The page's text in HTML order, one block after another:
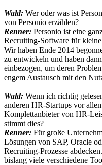
Wald: Wer oder was ist
von Personio erzählen?
Renner: Personio ist eine
Recruiting-Software für
Wir haben Ende 2014
zu entwickeln und haben
einbezogen, um deren
engem Austausch mit den
Wald: Wenn ich richtig
anderen HR-Startups vor
Komplettanbieter von HR-
stimmt dies?
Renner: Für große
Lösungen von SAP, Oracle
Recruiting-Prozesse
bislang viele verschiedene